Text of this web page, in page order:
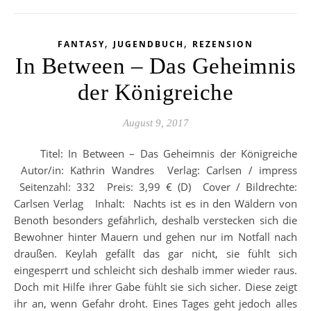
FANTASY, JUGENDBUCH, REZENSION
In Between – Das Geheimnis
der Königreiche
August 9, 2017
Titel: In Between – Das Geheimnis der Königreiche
Autor/in: Kathrin Wandres Verlag: Carlsen / impress
Seitenzahl: 332 Preis: 3,99 € (D) Cover / Bildrechte:
Carlsen Verlag Inhalt: Nachts ist es in den Wäldern von
Benoth besonders gefährlich, deshalb verstecken sich die
Bewohner hinter Mauern und gehen nur im Notfall nach
draußen. Keylah gefällt das gar nicht, sie fühlt sich
eingesperrt und schleicht sich deshalb immer wieder raus.
Doch mit Hilfe ihrer Gabe fühlt sie sich sicher. Diese zeigt
ihr an, wenn Gefahr droht. Eines Tages geht jedoch alles